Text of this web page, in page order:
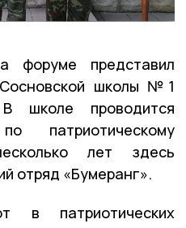
форуме представил
Сосновской школы №1
школе проводится
патриотическому
лет здесь
отряд «Бумеранг».
в патриотических